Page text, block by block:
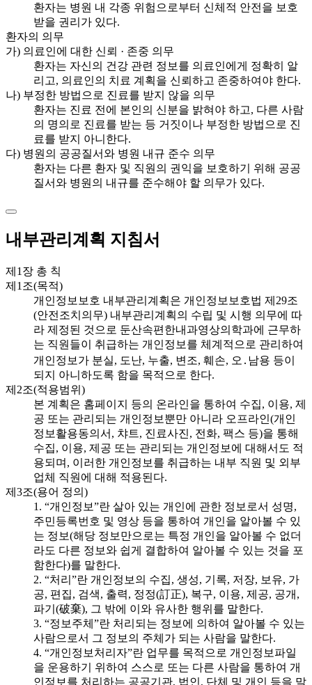
환자는 병원 내 각종 위험으로부터 신체적 안전을 보호
받을 권리가 있다.
환자의 의무
가) 의료인에 대한 신뢰 · 존중 의무
환자는 자신의 건강 관련 정보를 의료인에게 정확히 알
리고, 의료인의 치료 계획을 신뢰하고 존중하여야 한다.
나) 부정한 방법으로 진료를 받지 않을 의무
환자는 진료 전에 본인의 신분을 밝혀야 하고, 다른 사람
의 명의로 진료를 받는 등 거짓이나 부정한 방법으로 진
료를 받지 아니한다.
다) 병원의 공공질서와 병원 내규 준수 의무
환자는 다른 환자 및 직원의 권익을 보호하기 위해 공공
질서와 병원의 내규를 준수해야 할 의무가 있다.
내부관리계획 지침서
제1장 총 칙
제1조(목적)
개인정보보호 내부관리계획은 개인정보보호법 제29조
(안전조치의무) 내부관리계획의 수립 및 시행 의무에 따
라 제정된 것으로 둔산속편한내과영상의학과에 근무하
는 직원들이 취급하는 개인정보를 체계적으로 관리하여
개인정보가 분실, 도난, 누출, 변조, 훼손, 오․남용 등이
되지 아니하도록 함을 목적으로 한다.
제2조(적용범위)
본 계획은 홈페이지 등의 온라인을 통하여 수집, 이용, 제
공 또는 관리되는 개인정보뿐만 아니라 오프라인(개인
정보활용동의서, 챠트, 진료사진, 전화, 팩스 등)을 통해
수집, 이용, 제공 또는 관리되는 개인정보에 대해서도 적
용되며, 이러한 개인정보를 취급하는 내부 직원 및 외부
업체 직원에 대해 적용된다.
제3조(용어 정의)
1. “개인정보”란 살아 있는 개인에 관한 정보로서 성명,
주민등록번호 및 영상 등을 통하여 개인을 알아볼 수 있
는 정보(해당 정보만으로는 특정 개인을 알아볼 수 없더
라도 다른 정보와 쉽게 결합하여 알아볼 수 있는 것을 포
함한다)를 말한다.
2. “처리”란 개인정보의 수집, 생성, 기록, 저장, 보유, 가
공, 편집, 검색, 출력, 정정(訂正), 복구, 이용, 제공, 공개,
파기(破棄), 그 밖에 이와 유사한 행위를 말한다.
3. “정보주체”란 처리되는 정보에 의하여 알아볼 수 있는
사람으로서 그 정보의 주체가 되는 사람을 말한다.
4. “개인정보처리자”란 업무를 목적으로 개인정보파일
을 운용하기 위하여 스스로 또는 다른 사람을 통하여 개
인정보를 처리하는 공공기관, 법인, 단체 및 개인 등을 말